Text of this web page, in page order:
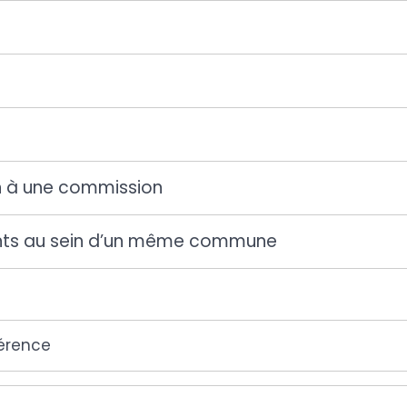
une commission
au sein d’un même commune